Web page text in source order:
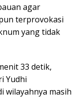
agar
terprovokasi
yang tidak
33 detik,
Yudhi
wilayahnya masih